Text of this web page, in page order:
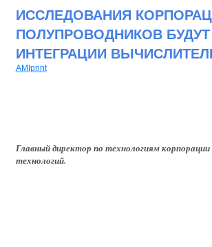
ИССЛЕДОВАНИЯ
ПОЛУПРОВОДНИКОВ
ИНТЕГРАЦИИ
AMIprint
Главный директор по технологиям
технологий.